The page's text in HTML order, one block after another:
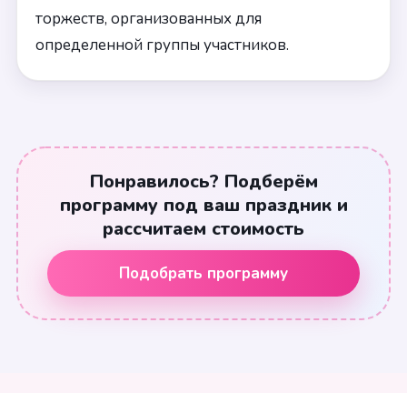
торжеств, организованных для
определенной группы участников.
Понравилось? Подберём
программу под ваш праздник и
рассчитаем стоимость
Подобрать программу